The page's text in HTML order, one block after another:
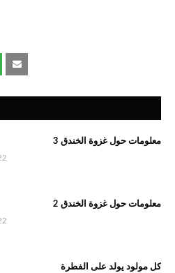
معلومات حول غزوة الخندق 3
معلومات حول غزوة الخندق 2
كل مولود يولد على الفطرة